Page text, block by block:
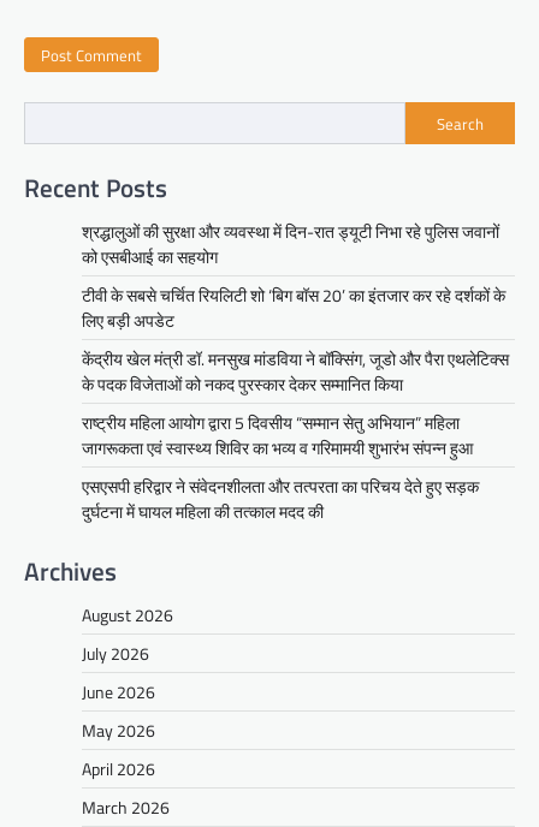
Search
Recent Posts
श्रद्धालुओं की सुरक्षा और व्यवस्था में दिन-रात ड्यूटी निभा रहे पुलिस जवानों
को एसबीआई का सहयोग
टीवी के सबसे चर्चित रियलिटी शो ‘बिग बॉस 20’ का इंतजार कर रहे दर्शकों के
लिए बड़ी अपडेट
केंद्रीय खेल मंत्री डॉ. मनसुख मांडविया ने बॉक्सिंग, जूडो और पैरा एथलेटिक्स
के पदक विजेताओं को नकद पुरस्कार देकर सम्मानित किया
राष्ट्रीय महिला आयोग द्वारा 5 दिवसीय “सम्मान सेतु अभियान” महिला
जागरूकता एवं स्वास्थ्य शिविर का भव्य व गरिमामयी शुभारंभ संपन्न हुआ
एसएसपी हरिद्वार ने संवेदनशीलता और तत्परता का परिचय देते हुए सड़क
दुर्घटना में घायल महिला की तत्काल मदद की
Archives
August 2026
July 2026
June 2026
May 2026
April 2026
March 2026